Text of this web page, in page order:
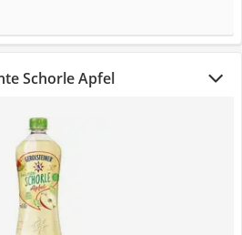
Schorle Apfel